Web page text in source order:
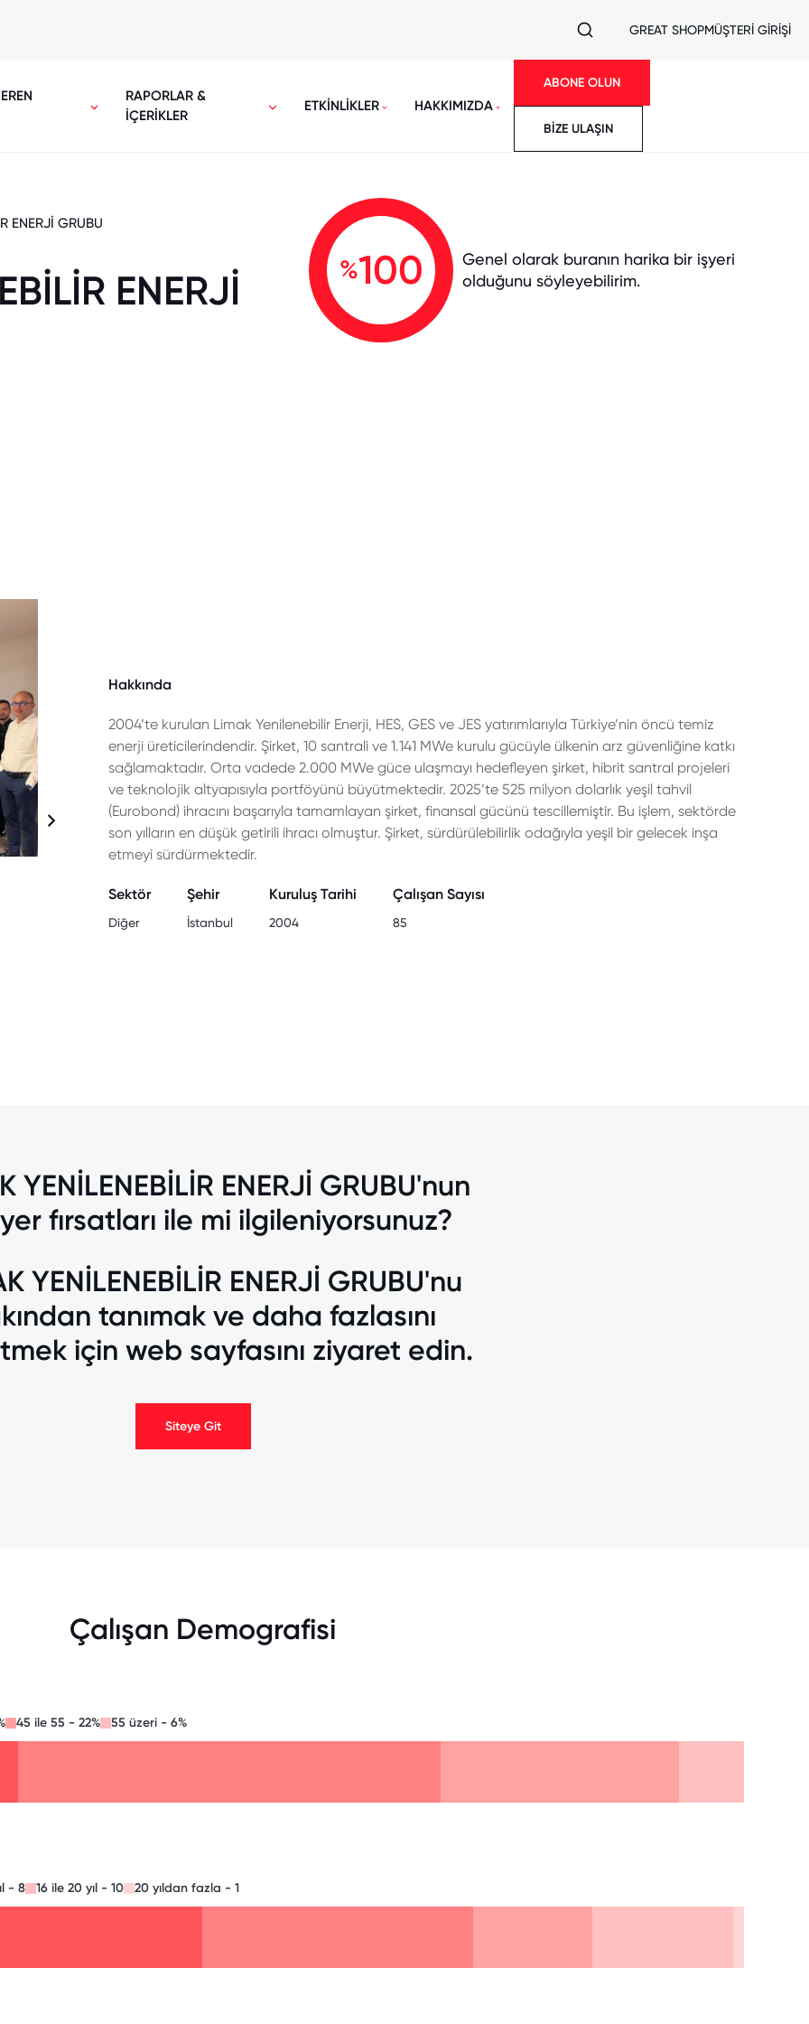
GREAT SHOPMÜŞTERİ GİRİŞİ
RAPORLAR &
İÇERİKLER
ETKİNLİKLER HAKKIMIZDA
ABONE OLUN
BİZE ULAŞIN
ENERJİ GRUBU
ENERJİ %100
Genel olarak buranın harika bir işyeri
olduğunu söyleyebilirim.
Hakkında
2004’te kurulan Limak Yenilenebilir Enerji, HES, GES ve JES yatırımlarıyla Türkiye’nin öncü temiz
enerji üreticilerindendir. Şirket, 10 santrali ve 1.141 MWe kurulu gücüyle ülkenin arz güvenliğine katkı
sağlamaktadır. Orta vadede 2.000 MWe güce ulaşmayı hedefleyen şirket, hibrit santral projeleri
ve teknolojik altyapısıyla portföyünü büyütmektedir. 2025’te 525 milyon dolarlık yeşil tahvil
(Eurobond) ihracını başarıyla tamamlayan şirket, finansal gücünü tescillemiştir. Bu işlem, sektörde
son yılların en düşük getirili ihracı olmuştur. Şirket, sürdürülebilirlik odağıyla yeşil bir gelecek inşa
etmeyi sürdürmektedir.
Sektör
Diğer
Şehir
İstanbul
Kuruluş Tarihi
2004
Çalışan Sayısı
85
YENİLENEBİLİR ENERJİ GRUBU'nun
fırsatları ile mi ilgileniyorsunuz?
YENİLENEBİLİR ENERJİ GRUBU'nu
tanımak ve daha fazlasını
için web sayfasını ziyaret edin.
Siteye Git
Çalışan Demografisi
45 ile 55 - 22% 55 üzeri - 6%
- 8 16 ile 20 yıl - 10 20 yıldan fazla - 1